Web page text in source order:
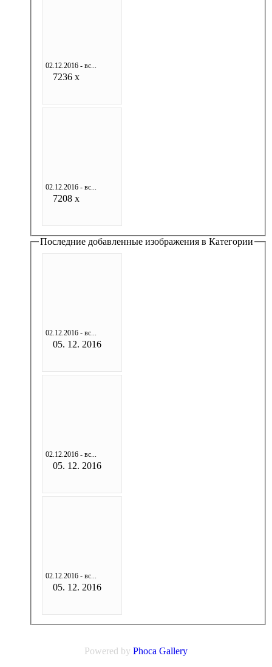
02.12.2016 - вс...
7236 x
02.12.2016 - вс...
7208 x
Последние добавленные изображения в Категории
02.12.2016 - вс...
05. 12. 2016
02.12.2016 - вс...
05. 12. 2016
02.12.2016 - вс...
05. 12. 2016
Powered by Phoca Gallery